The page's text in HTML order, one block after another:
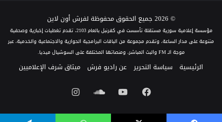
© 2026 جميع الحقوق محفوظة لفرش أون لاين
مؤسسة إعلامية سورية مستقلة تأسست في كفرنبل بالعام 2103، تقدم تغطيات إخبارية وصحفية
متنوعة على مدار الساعة، وتقدم مجموعة من الباقات البرامجية الحوارية والاجتماعية والخدمية، عبر
موجة الـ FM والبث المباشر، ومنصاتها المختلفة على السوشيال ميديا.
الرئيسية سياسة التحرير عن راديو فرش ميثاق شرف الإعلاميين
فيسبوكيوتيوبساوند
كلاود
انستقرام